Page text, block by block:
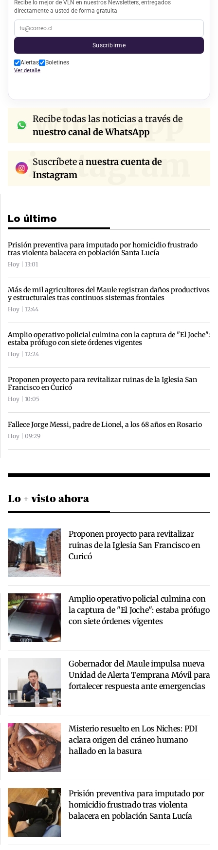
Recibe lo mejor de VLN en nuestros Newsletters, entregados
directamente a usted de forma gratuita
Suscribirme
Alertas Boletines
Ver detalle
whatsapp
Recibe todas las noticias a través de
nuestro canal de WhatsApp
instagram
Suscríbete anuestra cuenta de
Instagram
Lo último
Prisión preventiva para imputado por homicidio frustrado
tras violenta balacera en población Santa Lucía
Hoy | 13:01
Más de mil agricultores del Maule registran daños productivos
y estructurales tras continuos sistemas frontales
Hoy | 12:44
Amplio operativo policial culmina con la captura de "El Joche":
estaba prófugo con siete órdenes vigentes
Hoy | 12:24
Proponen proyecto para revitalizar ruinas de la Iglesia San
Francisco en Curicó
Hoy | 10:05
Fallece Jorge Messi, padre de Lionel, a los 68 años en Rosario
Hoy | 09:29
Lo + visto ahora
Proponen proyecto para revitalizar
ruinas de la Iglesia San Francisco en
Curicó
Amplio operativo policial culmina con
la captura de "El Joche": estaba prófugo
con siete órdenes vigentes
Gobernador del Maule impulsa nueva
Unidad de Alerta Temprana Móvil para
fortalecer respuesta ante emergencias
Misterio resuelto en Los Niches: PDI
aclara origen del cráneo humano
hallado en la basura
Prisión preventiva para imputado por
homicidio frustrado tras violenta
balacera en población Santa Lucía